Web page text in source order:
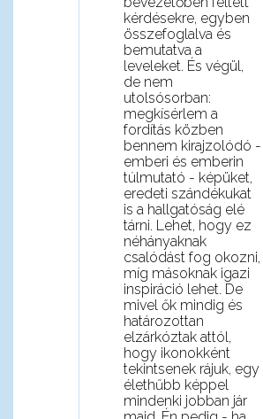
kérdésekre, egyben
összefoglalva és
bemutatva a
leveleket. És végül,
de nem
utolsósorban:
megkísérlem a
fordítás közben
bennem kirajzolódó -
emberi és emberin
túlmutató - képüket,
eredeti szándékukat
is a hallgatóság elé
tárni. Lehet, hogy ez
néhányaknak
csalódást fog okozni,
míg másoknak igazi
inspiráció lehet. De
mivel ők mindig és
határozottan
elzárkóztak attól,
hogy ikonokként
tekintsenek rájuk, egy
élethűbb képpel
mindenki jobban jár